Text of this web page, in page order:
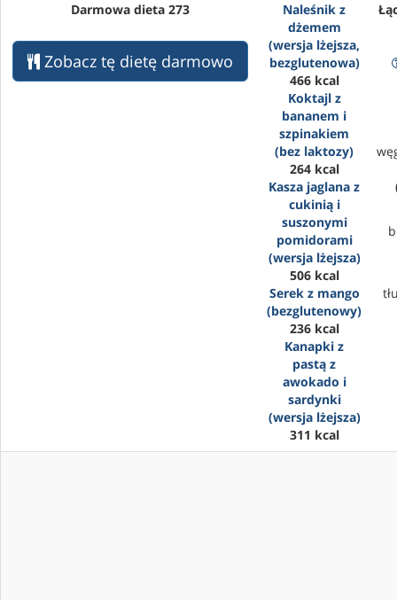
Darmowa dieta 273
Zobacz tę dietę darmowo
Naleśnik z
dżemem
(wersja lżejsza,
bezglutenowa)
466 kcal
Koktajl z
bananem i
szpinakiem
(bez laktozy)
264 kcal
Kasza jaglana z
cukinią i
suszonymi
pomidorami
(wersja lżejsza)
506 kcal
Serek z mango
(bezglutenowy)
236 kcal
Kanapki z
pastą z
awokado i
sardynki
(wersja lżejsza)
311 kcal